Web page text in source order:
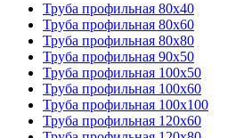
Труба профильная 80х40
Труба профильная 80х60
Труба профильная 80х80
Труба профильная 90х50
Труба профильная 100х50
Труба профильная 100х60
Труба профильная 100х100
Труба профильная 120х60